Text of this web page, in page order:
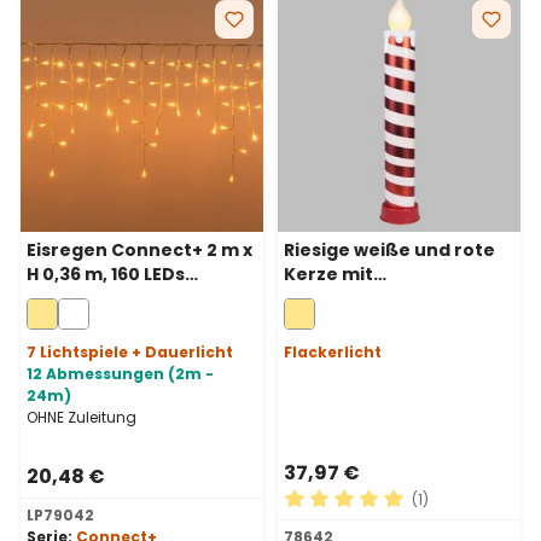
Eisregen Connect+ 2 m x
H 0,36 m, 160 LEDs
Warmweiß,
transparentes Kabel,
verlängerbar
7 Lichtspiele + Dauerlicht
12 Abmessungen (2m -
24m)
OHNE Zuleitung
20,48 €
LP79042
Serie: Connect+
Riesige weiße und rote
Kerze mit
Batteriebetrieb, H 82
cm, Flammeneffekt,
warmweiße LED
Flackerlicht
37,97 €
Durchschnittliche
(1)
78642